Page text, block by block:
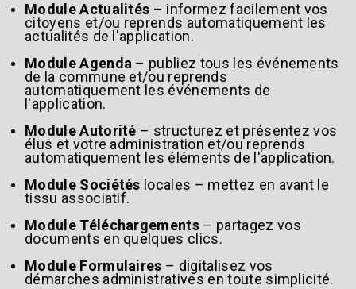
Module Actualités – informez facilement vos
citoyens et/ou reprends automatiquement les
actualités de l'application.
Module Agenda – publiez tous les événements
de la commune et/ou reprends
automatiquement les événements de
l'application.
Module Autorité – structurez et présentez vos
élus et votre administration et/ou reprends
automatiquement les éléments de l'application.
Module Sociétés locales – mettez en avant le
tissu associatif.
Module Téléchargements – partagez vos
documents en quelques clics.
Module Formulaires – digitalisez vos
démarches administratives en toute simplicité.